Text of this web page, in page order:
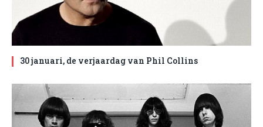
30 januari, de verjaardag van Phil Collins